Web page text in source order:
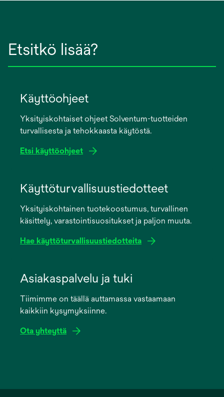
Etsitkö lisää?
Käyttöohjeet
Yksityiskohtaiset ohjeet Solventum-tuotteiden
turvallisesta ja tehokkaasta käytöstä.
Etsi käyttöohjeet
new
Käyttöturvallisuustiedotteet
Yksityiskohtainen tuotekoostumus, turvallinen
käsittely, varastointisuositukset ja paljon muuta.
Hae käyttöturvallisuustiedotteita
new
Asiakaspalvelu ja tuki
Tiimimme on täällä auttamassa vastaamaan
kaikkiin kysymyksiinne.
Ota yhteyttä